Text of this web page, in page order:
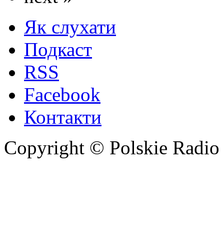
Як слухати
Подкаст
RSS
Facebook
Контакти
Copyright © Polskie